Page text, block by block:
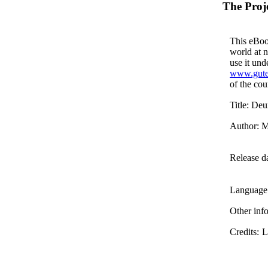
The
This
world at
use it
of the
Title:
Author:
Release
Language
Other
Credits: